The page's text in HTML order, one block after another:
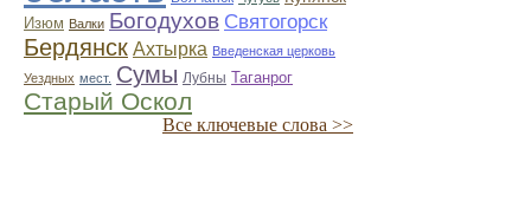
Изюм Валки Богодухов Святогорск
Бердянск Ахтырка Введенская церковь
Уездных мест. Сумы Лубны Таганрог
Старый Оскол
Все ключевые слова >>